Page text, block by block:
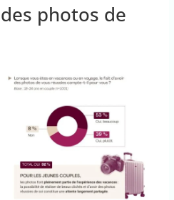
photos de